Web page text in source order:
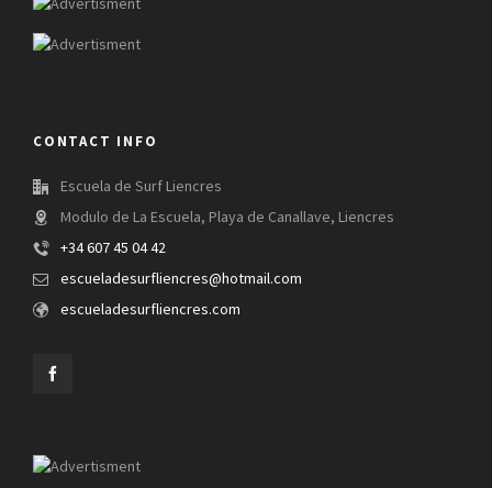
CONTACT INFO
Escuela de Surf Liencres
Modulo de La Escuela, Playa de Canallave, Liencres
+34 607 45 04 42
escueladesurfliencres@hotmail.com
escueladesurfliencres.com